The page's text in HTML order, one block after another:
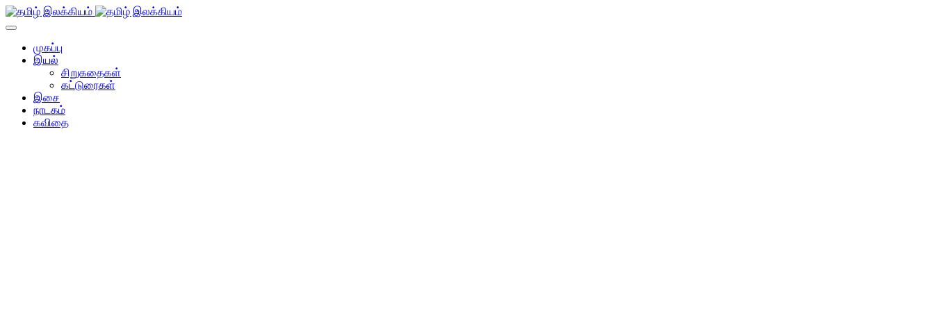
முகப்பு
இயல்
சிறுகதைகள்
கட்டுரைகள்
இசை
நாடகம்
கவிதை